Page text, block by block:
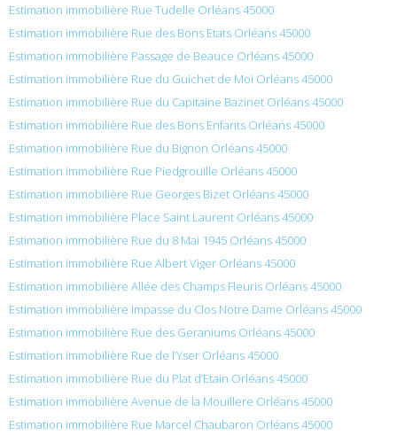
Estimation immobilière Rue Tudelle Orléans 45000
Estimation immobilière Rue des Bons Etats Orléans 45000
Estimation immobilière Passage de Beauce Orléans 45000
Estimation immobilière Rue du Guichet de Moi Orléans 45000
Estimation immobilière Rue du Capitaine Bazinet Orléans 45000
Estimation immobilière Rue des Bons Enfants Orléans 45000
Estimation immobilière Rue du Bignon Orléans 45000
Estimation immobilière Rue Piedgrouille Orléans 45000
Estimation immobilière Rue Georges Bizet Orléans 45000
Estimation immobilière Place Saint Laurent Orléans 45000
Estimation immobilière Rue du 8 Mai 1945 Orléans 45000
Estimation immobilière Rue Albert Viger Orléans 45000
Estimation immobilière Allée des Champs Fleuris Orléans 45000
Estimation immobilière Impasse du Clos Notre Dame Orléans 45000
Estimation immobilière Rue des Geraniums Orléans 45000
Estimation immobilière Rue de l’Yser Orléans 45000
Estimation immobilière Rue du Plat d’Etain Orléans 45000
Estimation immobilière Avenue de la Mouillere Orléans 45000
Estimation immobilière Rue Marcel Chaubaron Orléans 45000